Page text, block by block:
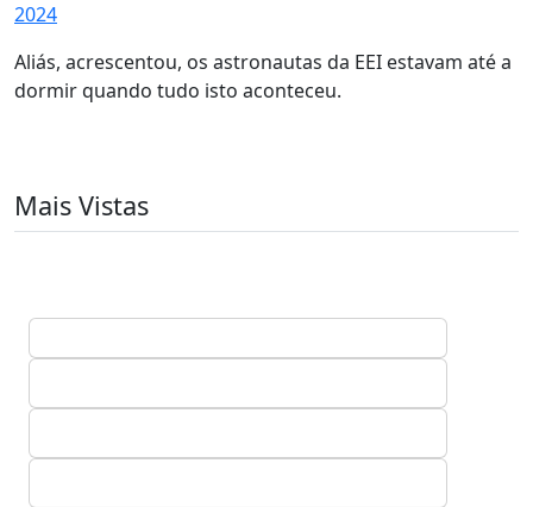
2024
Aliás, acrescentou, os astronautas da EEI estavam até a
dormir quando tudo isto aconteceu.
Mais Vistas